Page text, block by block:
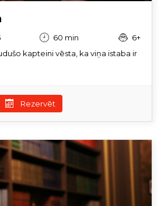
60 min
6+
kapteini vēsta, ka viņa istaba ir
Rezervēt